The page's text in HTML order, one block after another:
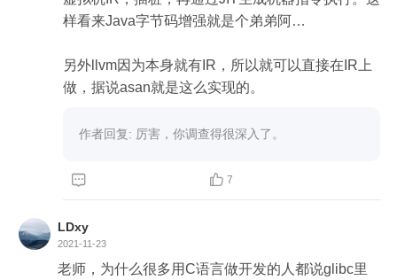
样看来Java字节码增强就是个弟弟阿…
另外llvm因为本身就有IR，所以就可以直接在IR上
做，据说asan就是这么实现的。
作者回复: 厉害，你调查得很深入了。
  7
LDxy
2021-11-23
老师，为什么很多用C语言做开发的人都说glibc里